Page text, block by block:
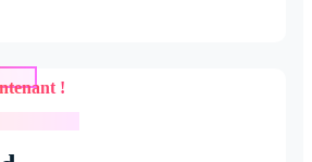
!